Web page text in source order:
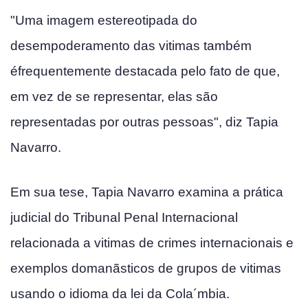
"Uma imagem estereotipada do
desempoderamento das vitimas também
éfrequentemente destacada pelo fato de que,
em vez de se representar, elas são
representadas por outras pessoas", diz Tapia
Navarro.
Em sua tese, Tapia Navarro examina a prática
judicial do Tribunal Penal Internacional
relacionada a vitimas de crimes internacionais e
exemplos domanãsticos de grupos de vitimas
usando o idioma da lei da Cola´mbia.